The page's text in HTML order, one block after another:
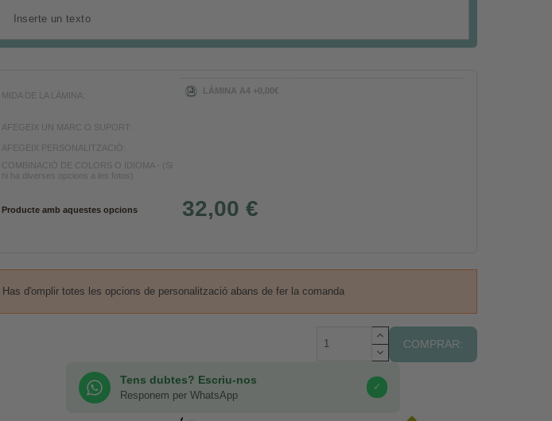
MIDA DE LA LÀMINA: LÀMINA A4 +0,00€
AFEGEIX UN MARC O SUPORT:
AFEGEIX PERSONALITZACIÓ:
COMBINACIÓ DE COLORS O IDIOMA - (Si
hi ha diverses opcions a les fotos)
Producte amb aquestes opcions 32,00 €
Has d'omplir totes les opcions de personalització abans de fer la comanda
COMPRAR:
Tens dubtes? Escriu-nos
Responem per WhatsApp
✓